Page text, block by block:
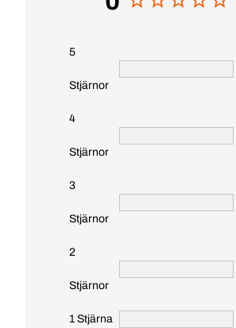
5
Stjärnor
4
Stjärnor
3
Stjärnor
2
Stjärnor
1 Stjärna